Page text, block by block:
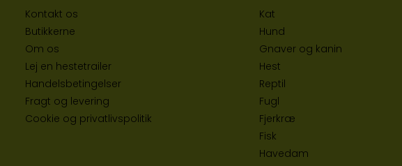
Kontakt os
Butikkerne
Om os
Lej en hestetrailer
Handelsbetingelser
Fragt og levering
Cookie og privatlivspolitik
Kat
Hund
Gnaver og kanin
Hest
Reptil
Fugl
Fjerkræ
Fisk
Havedam